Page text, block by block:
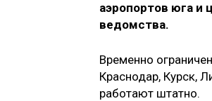
аэропортов юга и
ведомства.
Временно
Краснодар, Курск,
работают штатно.